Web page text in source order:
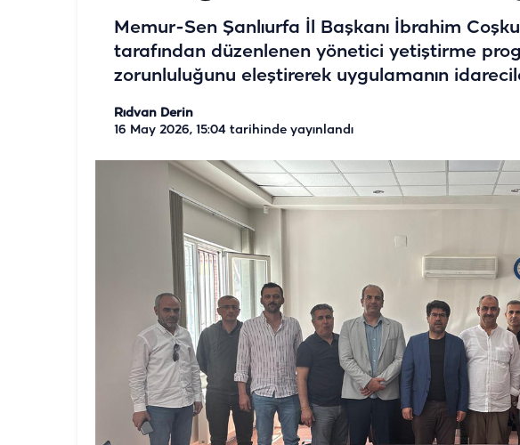
Memur-Sen Şanlıurfa İl Başkanı İbrahim
tarafından düzenlenen yönetici yetiştirme
zorunluluğunu eleştirerek uygulamanın
Rıdvan Derin
16 May 2026, 15:04 tarihinde yayınlandı